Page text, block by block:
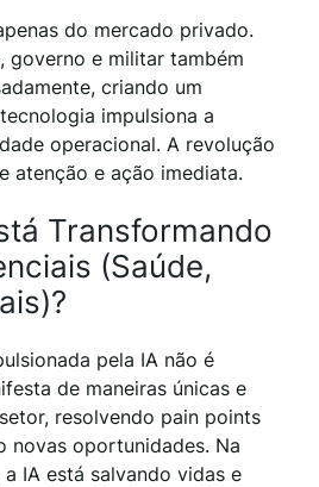
do mercado privado.
governo e militar também
criando um
impulsiona a
operacional. A revolução
atenção e ação imediata.
Transformando
(Saúde,
pela IA não é
de maneiras únicas e
resolvendo pain points
novas oportunidades. Na
IA está salvando vidas e